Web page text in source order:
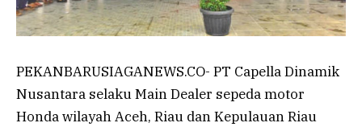
PEKANBARUSIAGANEWS.CO- PT Capella Dinamik
Nusantara selaku Main Dealer sepeda motor
Honda wilayah Aceh, Riau dan Kepulauan Riau